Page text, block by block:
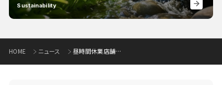
Sustainability
HOME ニュース 昼時間休業店舗の全店拡大について